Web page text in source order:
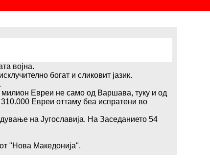
војна.
богат и сликовит јазик.
милион Евреи не само од Варшава, туку и од
Евреи оттаму беа испратени во
на Југославија. На Заседанието 54
"Нова Македонија".